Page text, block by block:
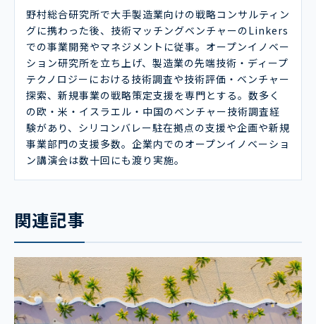
野村総合研究所で大手製造業向けの戦略コンサルティン
グに携わった後、技術マッチングベンチャーのLinkers
での事業開発やマネジメントに従事。オープンイノベー
ション研究所を立ち上げ、製造業の先端技術・ディープ
テクノロジーにおける技術調査や技術評価・ベンチャー
探索、新規事業の戦略策定支援を専門とする。数多く
の欧・米・イスラエル・中国のベンチャー技術調査経
験があり、シリコンバレー駐在拠点の支援や企画や新規
事業部門の支援多数。企業内でのオープンイノベーショ
ン講演会は数十回にも渡り実施。
関連記事